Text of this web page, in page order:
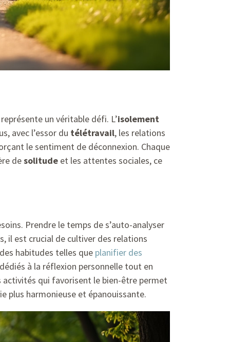
représente un véritable défi. L’isolement
avec l’essor du télétravail, les relations
le sentiment de déconnexion. Chaque
desolitude et les attentes sociales, ce
Prendre le temps de s’auto-analyser
il est crucial de cultiver des relations
habitudes telles que planifier des
à la réflexion personnelle tout en
activités qui favorisent le bien-être permet
plus harmonieuse et épanouissante.